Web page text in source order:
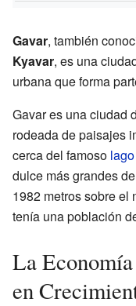
Gavar, también
Kyavar, es una
urbana que forma
Gavar es una ciudad
rodeada de paisajes
cerca del famoso
dulce más grandes
1982 metros sobre el
tenía una población
La
en